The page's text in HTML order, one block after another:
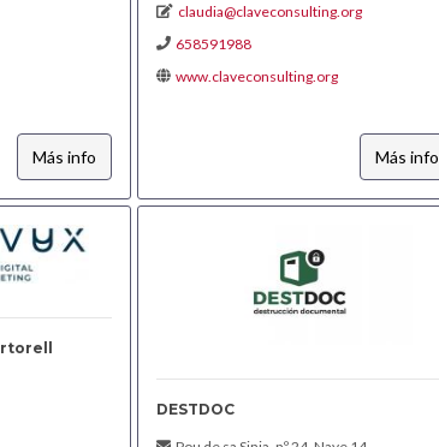
Más info
claudia@claveconsulting.org
658591988
www.claveconsulting.org
Más info
DESTDOC